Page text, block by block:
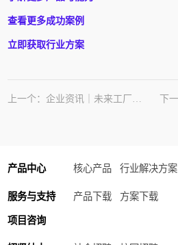
查看更多成功案例
立即获取行业方案
上一个：企业资讯｜未来工厂硬件创新日分享与感悟
产品中心 核心产品 行业解决方案
服务与支持 产品下载 方案下载
项目咨询